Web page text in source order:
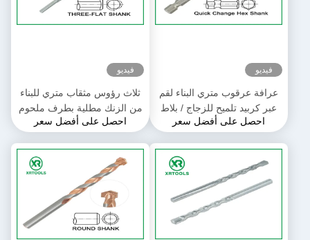
فيديو
عرافة عرقوب متري البناء لقم
عبر كربيد تلميح للزجاج / بلاط
السيراميك
احصل على أفضل سعر
فيديو
ثلاث رؤوس مثقاب متري للبناء
من الزنك مطلية بطرف ملحوم
آليًا
احصل على أفضل سعر